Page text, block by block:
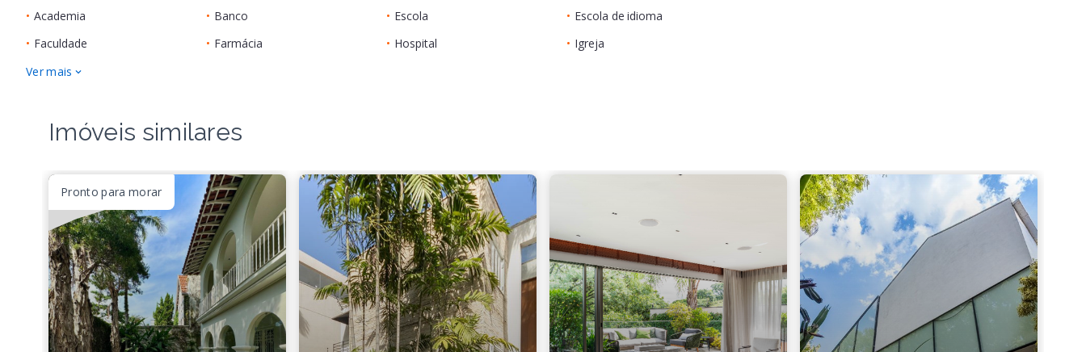
• Academia • Banco • Escola • Escola de idioma
• Faculdade • Farmácia • Hospital • Igreja
Ver mais
Imóveis similares
Pronto para morar